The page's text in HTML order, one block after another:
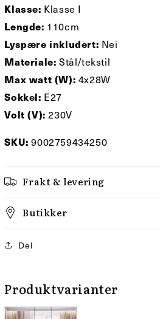
Klasse: Klasse I
Lengde: 110cm
Lyspære inkludert: Nei
Materiale: Stål/tekstil
Max watt (W): 4x28W
Sokkel: E27
Volt (V): 230V
SKU: 9002759434250
Frakt & levering
Butikker
Del
Produktvarianter